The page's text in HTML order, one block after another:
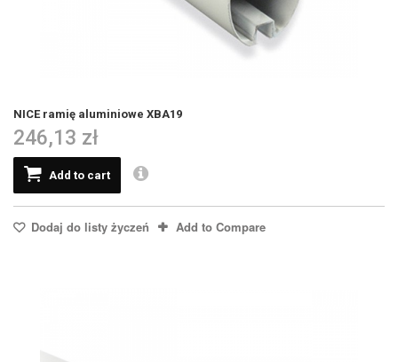
NICE ramię aluminiowe XBA19
246,13 zł
Add to cart
Dodaj do listy życzeń Add to Compare